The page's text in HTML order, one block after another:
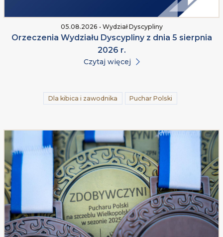
05.08.2026 • Wydział Dyscypliny
Orzeczenia Wydziału Dyscypliny z dnia 5 sierpnia
2026 r.
Czytaj więcej
Dla kibica i zawodnika Puchar Polski